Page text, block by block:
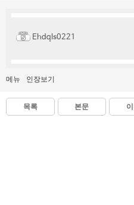
Ehdqls0221
메뉴 인장보기
목록 본문